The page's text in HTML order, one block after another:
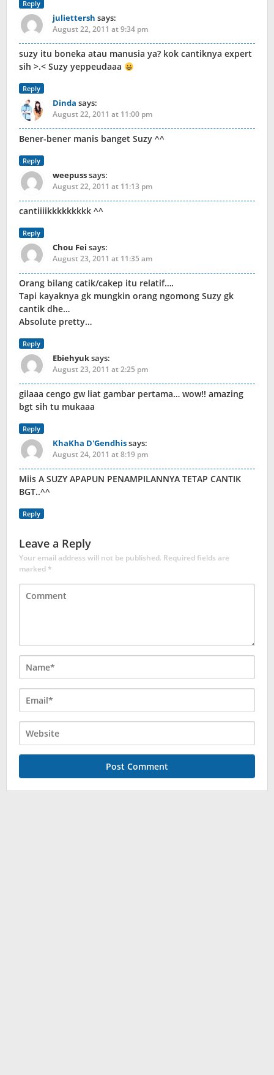
Reply
juliettersh says:
August 22, 2011 at 9:34 pm
suzy itu boneka atau manusia ya? kok cantiknya expert
sih >.< Suzy yeppeudaaa
Reply
Dinda says:
August 22, 2011 at 11:00 pm
Bener-bener manis banget Suzy ^^
Reply
weepusssays:
August 22, 2011 at 11:13 pm
cantiiiikkkkkkkkk ^^
Reply
Chou Fei says:
August 23, 2011 at 11:35 am
Orang bilang catik/cakep itu relatif….
Tapi kayaknya gk mungkin orang ngomong Suzy gk
cantik dhe…
Absolute pretty…
Reply
Ebiehyuksays:
August 23, 2011 at 2:25 pm
gilaaa cengo gw liat gambar pertama… wow!! amazing
bgt sih tu mukaaa
Reply
KhaKha D'Gendhissays:
August 24, 2011 at 8:19 pm
Miis A SUZY APAPUN PENAMPILANNYA TETAP CANTIK
BGT..^^
Reply
Leave a Reply
Your email address will not be published. Required fields are
marked*